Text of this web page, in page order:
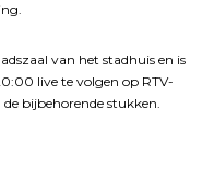
van het stadhuis en is
live te volgen op RTV-
de bijbehorende stukken.